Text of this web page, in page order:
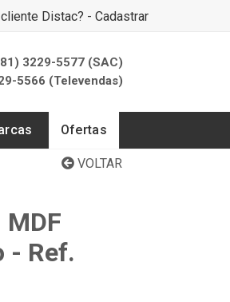
Distac? - Cadastrar
3229-5577 (SAC)
5566 (Televendas)
Ofertas
VOLTAR
- Ref.